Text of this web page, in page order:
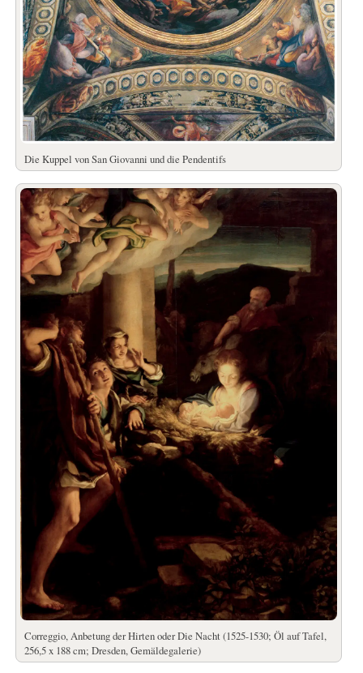
Die Kuppel von San Giovanni und die Pendentifs
Correggio, Anbetung der Hirten oder Die Nacht (1525-1530; Öl auf Tafel,
256,5 x 188 cm; Dresden, Gemäldegalerie)